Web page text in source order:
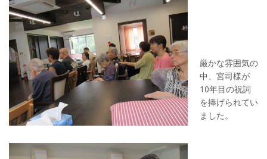
厳かな雰囲気の
中、宮司様が
10年目の祝詞
を捧げられてい
ました。